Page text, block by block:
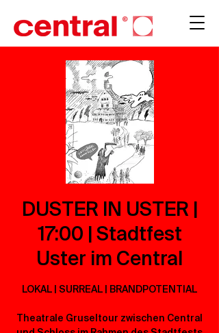
DUSTER IN USTER |
17:00 | Stadtfest
Uster im Central
LOKAL | SURREAL | BRANDPOTENTIAL
Theatrale Gruseltour zwischen Central